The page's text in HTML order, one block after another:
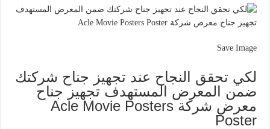
Save Image
لكي تحقق النجاح عند تجهيز جناح شركتك
ضمن المعرض المستهدف تجهيز جناح
معرض شركة Acle Movie Posters
Poster